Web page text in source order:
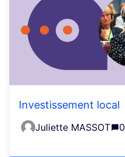
Investissement local
Juliette MASSOT 0